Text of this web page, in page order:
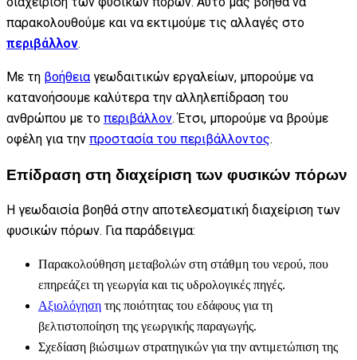
παρακολουθούμε και να εκτιμούμε τις αλλαγές στο
περιβάλλον.
Με τη βοήθειαγεωδαιτικών εργαλείων, μπορούμε να
κατανοήσουμε καλύτερα την αλληλεπίδραση του
ανθρώπου με το περιβάλλον. Έτσι, μπορούμε να βρούμε
οφέλη για την προστασία του περιβάλλοντος.
Επίδραση στη διαχείριση των φυσικών πόρων
Η γεωδαισία βοηθά στην αποτελεσματική διαχείριση των
φυσικών πόρων. Για παράδειγμα:
Παρακολούθηση μεταβολών στη στάθμη του νερού, που
επηρεάζει τη γεωργία και τις υδρολογικές πηγές.
Αξιολόγηση της ποιότητας του εδάφους για τη
βελτιστοποίηση της γεωργικής παραγωγής.
Σχεδίαση βιώσιμων στρατηγικών για την αντιμετώπιση της